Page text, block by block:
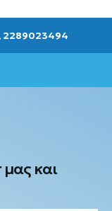
2289023494
και